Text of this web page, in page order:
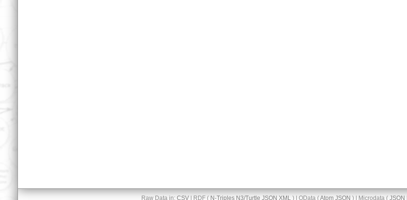
Raw Data in: CSV| RDF ( N-Triples N3/Turtle JSON XML) | OData (Atom JSON ) | Microdata ( JSON